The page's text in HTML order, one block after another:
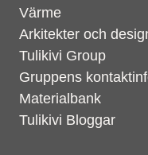
Värme
Arkitekter och
Tulikivi Group
Gruppens
Materialbank
Tulikivi Bloggar